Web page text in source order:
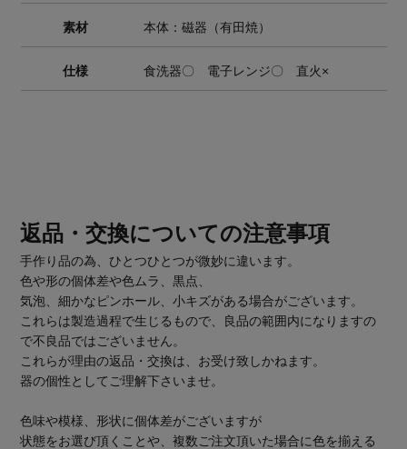
素材 本体：磁器（有田焼）
仕様 食洗器〇 電子レンジ〇 直火×
返品・交換についての注意事項
手作り品の為、ひとつひとつが微妙に違います。
色や形の個体差や色ムラ、黒点、
気泡、細かなピンホール、小キズがある場合がございます。
これらは製造過程で生じるもので、良品の範囲内になりますの
で不良品ではございません。
これらが理由の返品・交換は、お受け致しかねます。
器の個性としてご理解下さいませ。
色味や模様、形状に個体差がございますが
状態をお選び頂くことや、複数ご注文頂いた場合に色を揃える